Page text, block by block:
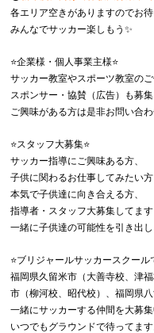
各エリア空きがありますのでお
みんなでサッカー楽しもう✨
⭐️企業様・個人事業主様⭐️
サッカー教室やスポーツ教室の
スポンサー・協賛（広告）も募集
ご興味がある方は是非お問い合わ
⭐️スタッフ大募集⭐️
サッカー指導にご興味ある方、
子供に関わるお仕事してみたい方
本気で子供達に向き合える方、
指導者・スタッフ大募集してます
一緒に子供達の可能性を引き出
⭐️ブリジャールサッカースクール
福岡県久留米市（大善寺校、津
市（柳河校、昭代校）、福岡県
一緒にサッカーする仲間を大募集
いつでもグラウンドで待ってます